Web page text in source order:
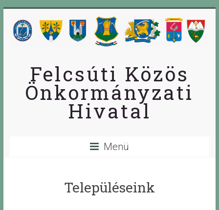
Felcsúti Közös
Önkormányzati
Hivatal
Menü
Településeink